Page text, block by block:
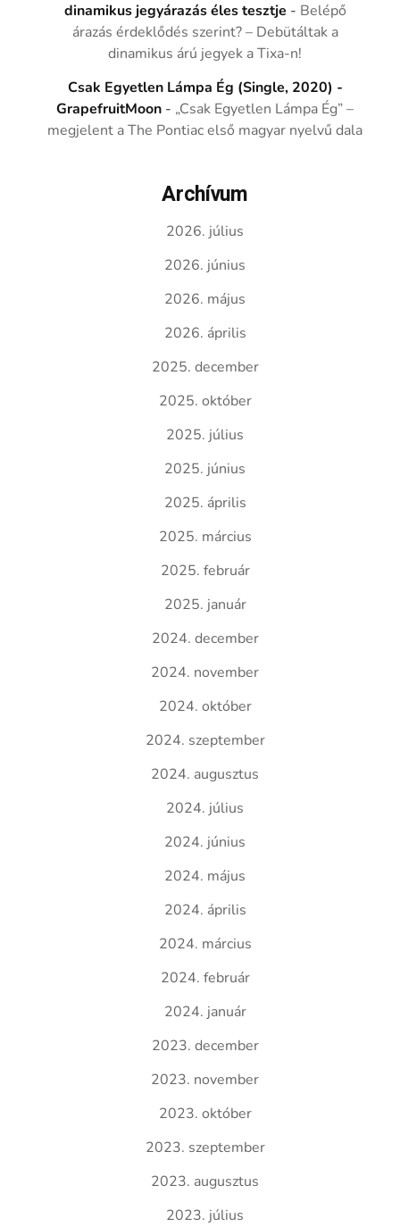
dinamikus jegyárazás éles tesztje - Belépő
árazás érdeklődés szerint? – Debütáltak a
dinamikus árú jegyek a Tixa-n!
Csak Egyetlen Lámpa Ég (Single, 2020) -
GrapefruitMoon - „Csak Egyetlen Lámpa Ég” –
megjelent a The Pontiac első magyar nyelvű dala
Archívum
2026. július
2026. június
2026. május
2026. április
2025. december
2025. október
2025. július
2025. június
2025. április
2025. március
2025. február
2025. január
2024. december
2024. november
2024. október
2024. szeptember
2024. augusztus
2024. július
2024. június
2024. május
2024. április
2024. március
2024. február
2024. január
2023. december
2023. november
2023. október
2023. szeptember
2023. augusztus
2023. július